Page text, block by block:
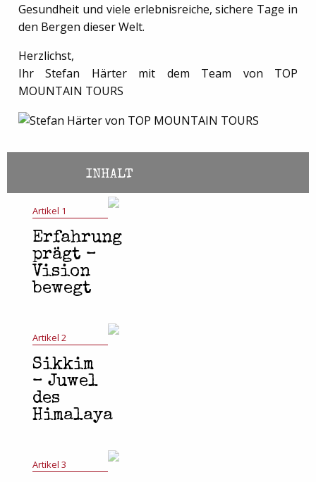
Gesundheit und viele erlebnisreiche, sichere Tage in
den Bergen dieser Welt.
Herzlichst,
Ihr Stefan Härter mit dem Team von TOP
MOUNTAIN TOURS
INHALT
Artikel 1
Erfahrung
prägt –
Vision
bewegt
Artikel 2
Sikkim
– Juwel
des
Himalaya
Artikel 3